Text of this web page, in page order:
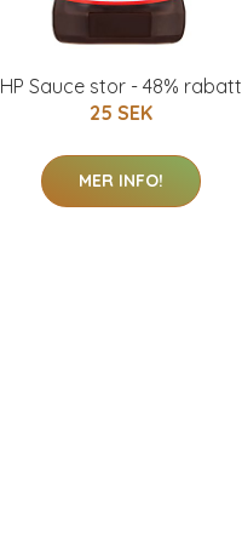
HP Sauce stor - 48% rabatt
25 SEK
MER INFO!